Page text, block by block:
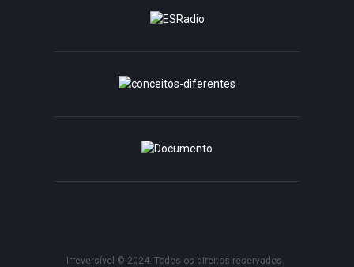
Irreversível © 2024. Todos os direitos reservados.